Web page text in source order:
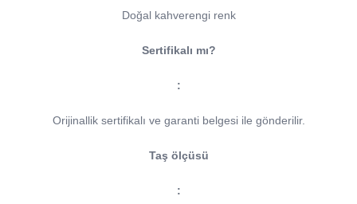
Doğal kahverengi renk
Sertifikalı mı?
:
Orijinallik sertifikalı ve garanti belgesi ile gönderilir.
Taş ölçüsü
: